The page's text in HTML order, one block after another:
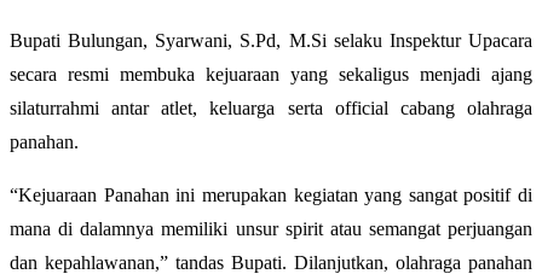
Bupati Bulungan, Syarwani, S.Pd, M.Si selaku Inspektur Upacara
secara resmi membuka kejuaraan yang sekaligus menjadi ajang
silaturrahmi antar atlet, keluarga serta official cabang olahraga
panahan.
“Kejuaraan Panahan ini merupakan kegiatan yang sangat positif di
mana di dalamnya memiliki unsur spirit atau semangat perjuangan
dan kepahlawanan,” tandas Bupati. Dilanjutkan, olahraga panahan